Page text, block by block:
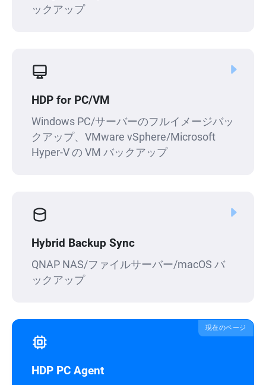
ックアップ
HDP for PC/VM
Windows PC/サーバーのフルイメージバッ
クアップ、VMware vSphere/Microsoft
Hyper-V の VM バックアップ
Hybrid Backup Sync
QNAP NAS/ファイルサーバー/macOS バ
ックアップ
現在のページ
HDP PC Agent